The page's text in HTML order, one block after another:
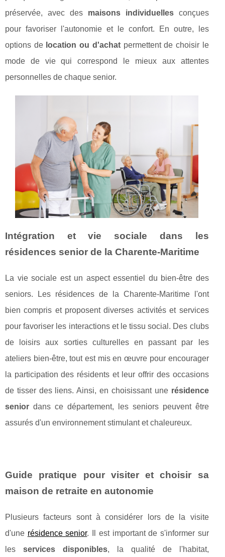
préservée, avec des maisons individuellesconçues
pour favoriser l'autonomie et le confort. En outre, les
options de location ou d'achatpermettent de choisir le
mode de vie qui correspond le mieux aux attentes
personnelles de chaque senior.
Intégration et vie sociale dans les
résidences senior de la Charente-Maritime
La vie sociale est un aspect essentiel du bien-être des
seniors. Les résidences de la Charente-Maritime l'ont
bien compris et proposent diverses activités et services
pour favoriser les interactions et le tissu social. Des clubs
de loisirs aux sorties culturelles en passant par les
ateliers bien-être, tout est mis en œuvre pour encourager
la participation des résidents et leur offrir des occasions
de tisser des liens. Ainsi, en choisissant une résidence
senior dans ce département, les seniors peuvent être
assurés d'un environnement stimulant et chaleureux.
Guide pratique pour visiter et choisir sa
maison de retraite en autonomie
Plusieurs facteurs sont à considérer lors de la visite
d'une résidence senior. Il est important de s'informer sur
les services disponibles, la qualité de l'habitat,